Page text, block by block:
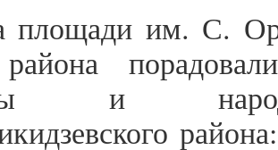
площади им. С.
и